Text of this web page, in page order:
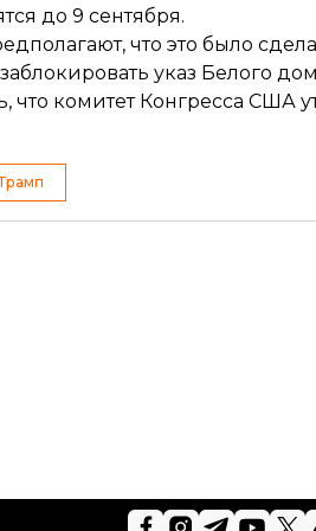
до 9 сентября.
что это было
указ Белого
что комитет Конгресса США